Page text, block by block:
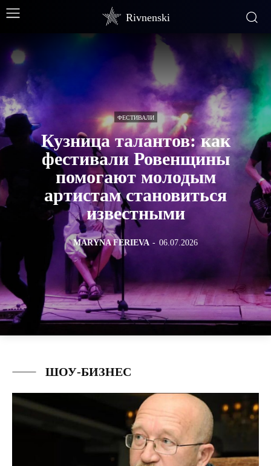
Rivnenski
ФЕСТИВАЛИ
Кузница талантов: как
фестивали Ровенщины
помогают молодым
артистам становиться
известными
MARYNA FERIEVA - 06.07.2026
ШОУ-БИЗНЕС